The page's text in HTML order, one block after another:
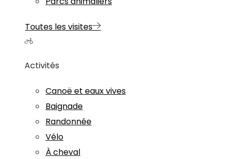
Toutes les visites
Activités
Canoë et eaux vives
Baignade
Randonnée
Vélo
À cheval